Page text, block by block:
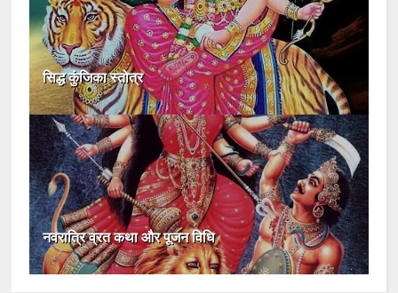
सिद्ध कुंजिका स्तोत्र
नवरात्रि व्रत कथा और पूजन विधि